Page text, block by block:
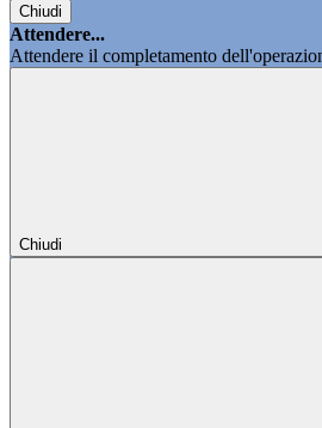
Chiudi
Attendere...
Attendere il completamento
Chiudi